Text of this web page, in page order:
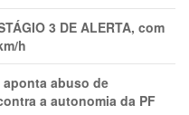
3 DE ALERTA, com
h
abuso de
a autonomia da PF